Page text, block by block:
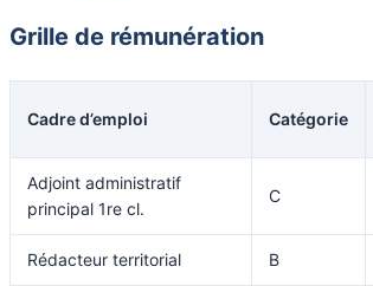
Grille de rémunération
Cadre d’emploi Catégorie
Adjoint administratif
principal 1re cl.
C
Rédacteur territorial B